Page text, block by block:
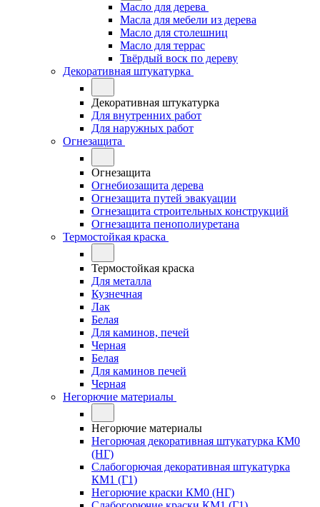
Масло для дерева
Масла для мебели из дерева
Масло для столешниц
Масло для террас
Твёрдый воск по дереву
Декоративная штукатурка
Декоративная штукатурка
Для внутренних работ
Для наружных работ
Огнезащита
Огнезащита
Огнебиозащита дерева
Огнезащита путей эвакуации
Огнезащита строительных конструкций
Огнезащита пенополиуретана
Термостойкая краска
Термостойкая краска
Для металла
Кузнечная
Лак
Белая
Для каминов, печей
Черная
Белая
Для каминов печей
Черная
Негорючие материалы
Негорючие материалы
Негорючая декоративная штукатурка КМ0
(НГ)
Слабогорючая декоративная штукатурка
КМ1 (Г1)
Негорючие краски КМ0 (НГ)